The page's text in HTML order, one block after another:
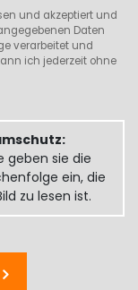
und akzeptiert und
Daten
verarbeitet und
ich jederzeit ohne
geben sie die
ein, die
zu lesen ist.